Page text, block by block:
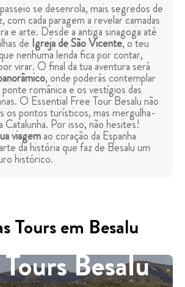
se desenrola, mais segredos de
com cada paragem a revelar camadas
e arte. Desde a antiga sinagoga até
de Igreja de São Vicente, o teu
nenhuma lenda fica por contar,
virar. O final da tua aventura será
, onde poderás contemplar
românica e os vestígios das
O Essential Free Tour Besalu não
os pontos turísticos, mas mergulha-
Catalunha. Por isso, não hesites!
viagemao coração da Espanha
da história que faz de Besalu um
histórico.
Tours em Besalu
Besalu